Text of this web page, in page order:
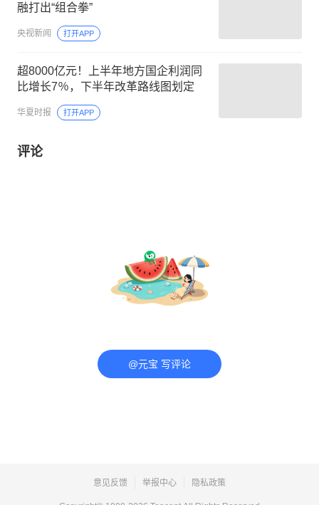
融打出“组合拳”
央视新闻 打开APP
超8000亿元！上半年地方国企利润同
比增长7％，下半年改革路线图划定
华夏时报 打开APP
评论
@元宝 写评论
意见反馈 举报中心 隐私政策